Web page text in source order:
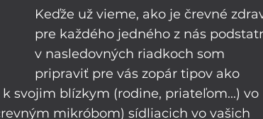
Keďže už vieme, ako je črevné
pre každého jedného z nás
v nasledovných riadkoch som
pripraviť pre vás zopár tipov ako
svojim blízkym (rodine, priateľom...) vo
mikróbom) sídliacich vo vašich